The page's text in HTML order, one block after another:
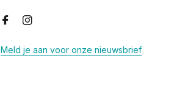
Meld je aan voor onze nieuwsbrief